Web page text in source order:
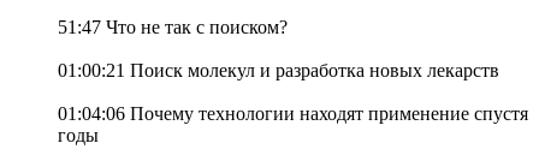
51:47 Что не так с поиском?
01:00:21 Поиск молекул и разработка новых лекарств
01:04:06 Почему технологии находят применение спустя
годы